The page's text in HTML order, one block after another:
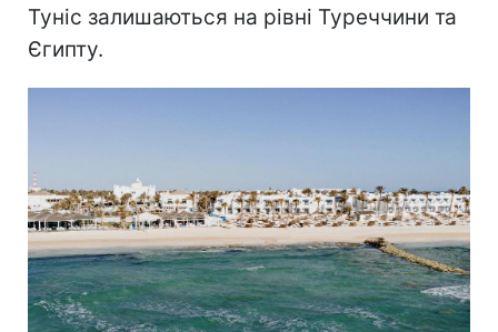
Туніс залишаються на рівні Туреччини та
Єгипту.